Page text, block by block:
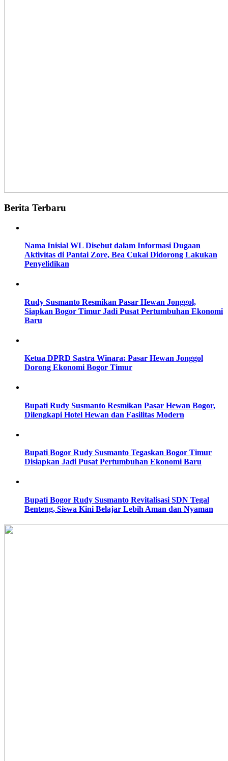
Berita Terbaru
Nama Inisial WL Disebut dalam Informasi Dugaan
Aktivitas di Pantai Zore, Bea Cukai Didorong Lakukan
Penyelidikan
Rudy Susmanto Resmikan Pasar Hewan Jonggol,
Siapkan Bogor Timur Jadi Pusat Pertumbuhan Ekonomi
Baru
Ketua DPRD Sastra Winara: Pasar Hewan Jonggol
Dorong Ekonomi Bogor Timur
Bupati Rudy Susmanto Resmikan Pasar Hewan Bogor,
Dilengkapi Hotel Hewan dan Fasilitas Modern
Bupati Bogor Rudy Susmanto Tegaskan Bogor Timur
Disiapkan Jadi Pusat Pertumbuhan Ekonomi Baru
Bupati Bogor Rudy Susmanto Revitalisasi SDN Tegal
Benteng, Siswa Kini Belajar Lebih Aman dan Nyaman